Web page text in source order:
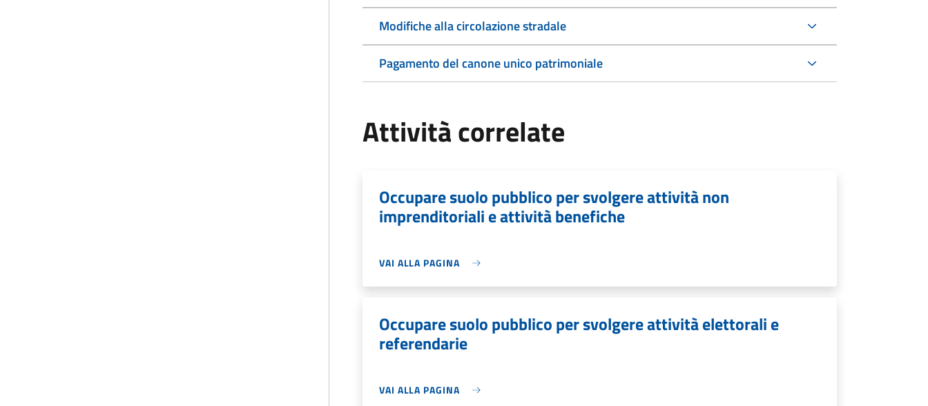
Modifiche alla circolazione stradale
Pagamento del canone unico patrimoniale
Attività correlate
Occupare suolo pubblico per svolgere attività non
imprenditoriali e attività benefiche
VAI ALLA PAGINA
Occupare suolo pubblico per svolgere attività elettorali e
referendarie
VAI ALLA PAGINA